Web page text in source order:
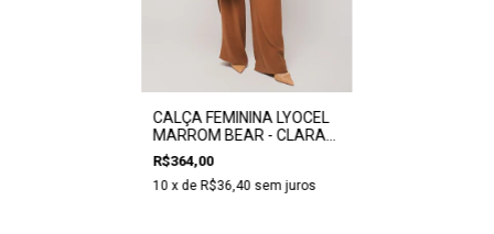
CALÇA FEMININA LYOCEL
MARROM BEAR - CLARA
ASSIS
R$364,00
10 x de R$36,40 sem juros